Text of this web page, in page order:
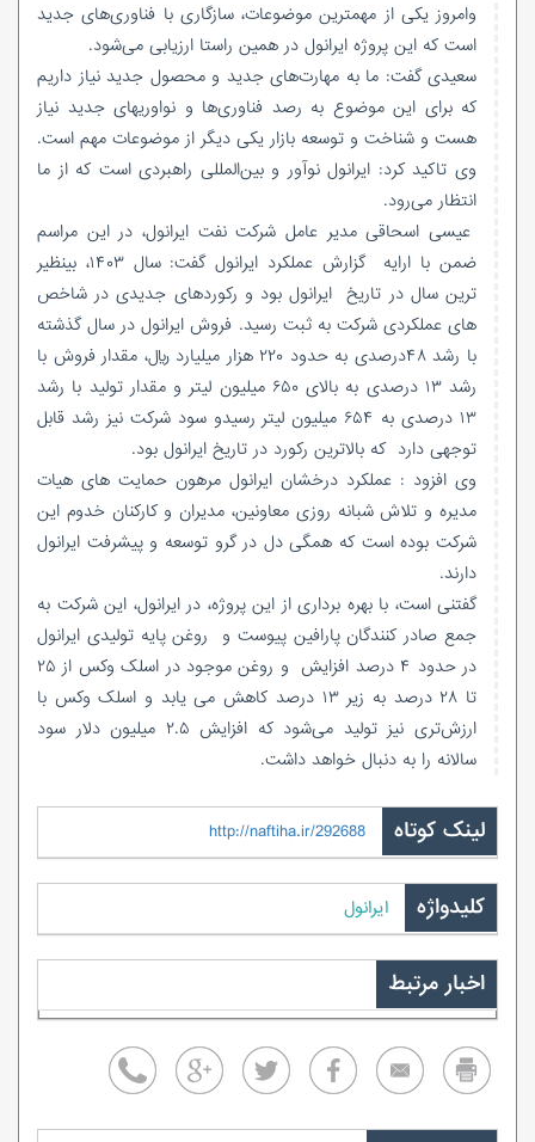
وامروز یکی از مهمترین موضوعات، سازگاری با فناوری‌های جدید
است که این پروژه ایرانول در همین راستا ارزیابی می‌شود.
سعیدی گفت: ما به مهارت‌های جدید و محصول جدید نیاز داریم
که برای این موضوع به رصد فناوری‌ها و نواوریهای جدید نیاز
هست و شناخت و توسعه بازار یکی دیگر از موضوعات مهم است.
وی تاکید کرد: ایرانول نوآور و بین‌المللی راهبردی است که از ما
انتظار می‌رود.
عیسی اسحاقی مدیر عامل شرکت نفت ایرانول، در این مراسم
ضمن با ارایه گزارش عملکرد ایرانول گفت: سال ۱۴۰۳، بینظیر
ترین سال در تاریخ ایرانول بود و رکوردهای جدیدی در شاخص
های عملکردی شرکت به ثبت رسید. فروش ایرانول در سال گذشته
با رشد ۴۸درصدی به حدود ۲۲۰ هزار میلیارد ریال، مقدار فروش با
رشد ۱۳ درصدی به بالای ۶۵۰ میلیون لیتر و مقدار تولید با رشد
۱۳ درصدی به ۶۵۴ میلیون لیتر رسیدو سود شرکت نیز رشد قابل
توجهی دارد که بالاترین رکورد در تاریخ ایرانول بود.
وی افزود : عملکرد درخشان ایرانول مرهون حمایت های هیات
مدیره و تلاش شبانه روزی معاونین، مدیران و کارکنان خدوم این
شرکت بوده است که همگی دل در گرو توسعه و پیشرفت ایرانول
دارند.
گفتنی است، با بهره برداری از این پروژه، در ایرانول، این شرکت به
جمع صادر کنندگان پارافین پیوست و روغن پایه تولیدی ایرانول
در حدود ۴ درصد افزایش و روغن موجود در اسلک وکس از ۲۵
تا ۲۸ درصد به زیر ۱۳ درصد کاهش می یابد و اسلک وکس با
ارزش‌تری نیز تولید می‌شود که افزایش ۲.۵ میلیون دلار سود
سالانه را به دنبال خواهد داشت.
لینک کوتاه http://naftiha.ir/292688
کلیدواژه ایرانول
اخبار مرتبط